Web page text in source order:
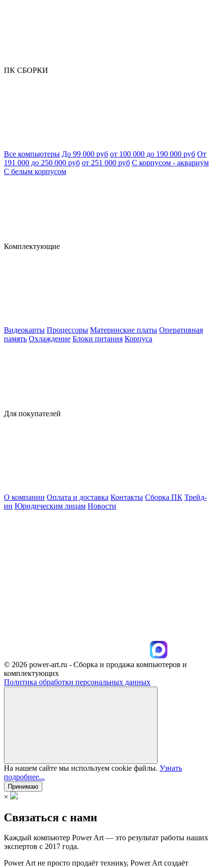
ПК СБОРКИ
Все компьютеры До 99 000 руб от 100 000 до 190 000 руб От
191 000 до 250 000 руб от 251 000 руб С корпусом - аквариум
С белым корпусом
Комплектующие
Видеокарты Процессоры Материнские платы Оперативная
память Охлаждение Блоки питания Корпуса
Для покупателей
О компании Оплата и доставка Контакты Сборка ПК Трейд-
ин Юридическим лицам Новости
© 2026 power-art.ru - Сборка и продажа компьютеров и
комплектующих
Политика обработки персональных данных
На нашем сайте мы используем cookie файлы. Узнать
подробнее...
Принимаю
×
Связаться с нами
Каждый компьютер Power Art — это результат работы наших
экспертов с 2017 года.
Power Art не просто продаёт технику, Power Art создаёт